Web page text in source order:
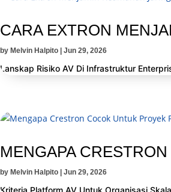
CARA EXTRON
by Melvin Halpito Jun 29, 2026
Lanskap Risiko AV Di Infrastruktur
MENGAPA
by Melvin Halpito Jun 29, 2026